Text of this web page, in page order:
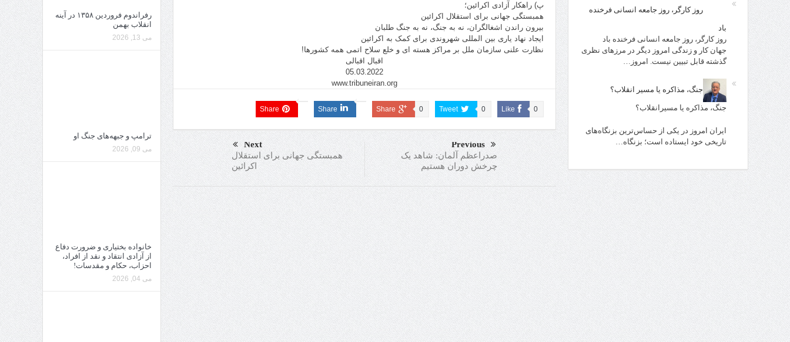
پ) راهکار آزادی اکرائین؛
همبستگی جهانی برای استقلال اکرائین
بیرون راندن اشغالگران، نه به جنگ، نه به جنگ طلبان
ایجاد نهاد یاری بین المللی شهروندی برای کمک به اکرائین
نظارت علنی سازمان ملل بر مراکز هسته ای و خلع سلاح اتمی همه کشورها!
اقبال اقبالی
05.03.2022
www.tribuneiran.org
Like 0
Tweet 0
Share 0
Share
Share
Previous
صدراعظم آلمان: شاهد یک
چرخش دوران هستیم
Next
همبستگی جهانی برای استقلال
اکرائین
رفراندوم فروردین ۱۳۵۸ در آینه
انقلاب بهمن
می 13, 2026
ترامپ و جبهه‌های جنگ او
می 09, 2026
خانواده بختیاری و ضرورت دفاع
از آزادی انتقاد و نقد از افراد،
احزاب، حکام و مقدسات!
می 04, 2026
روز کارگر، روز جامعه انسانی فرخنده
باد
روز کارگر، روز جامعه انسانی فرخنده باد
جهان کار و زندگی امروز دیگر در مرزهای نظری
گذشته قابل تبیین نیست. امروز…
جنگ، مذاکره یا مسیر انقلاب؟
جنگ، مذاکره یا مسیرانقلاب؟
ایران امروز در یکی از حساس‌ترین بزنگاه‌های
تاریخی خود ایستاده است؛ بزنگاه…